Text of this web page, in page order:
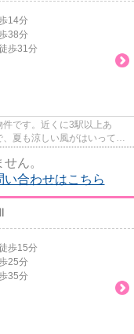
14分
38分
歩31分
です。近くに3駅以上あ
夏も涼しい風がはいってき
ん。
合わせはこちら
歩15分
25分
35分